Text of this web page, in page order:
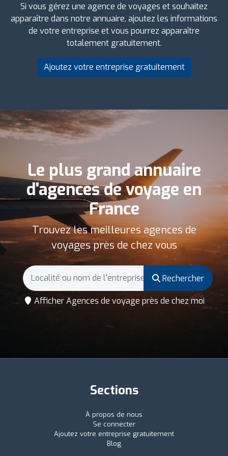
Si vous gérez une agence de voyages et souhaitez
apparaître dans notre annuaire, ajoutez les informations
de votre entreprise et vous pourrez apparaître
totalement gratuitement.
Ajoutez votre entreprise gratuitement
Le plus grand annuaire
d'agences de voyage en
France
Trouvez les meilleures agences de
voyages près de chez vous
Rechercher
Afficher Agences de voyage près de chez moi
Sections
À propos de nous
Se connecter
Ajoutez votre entreprise gratuitement
Blog